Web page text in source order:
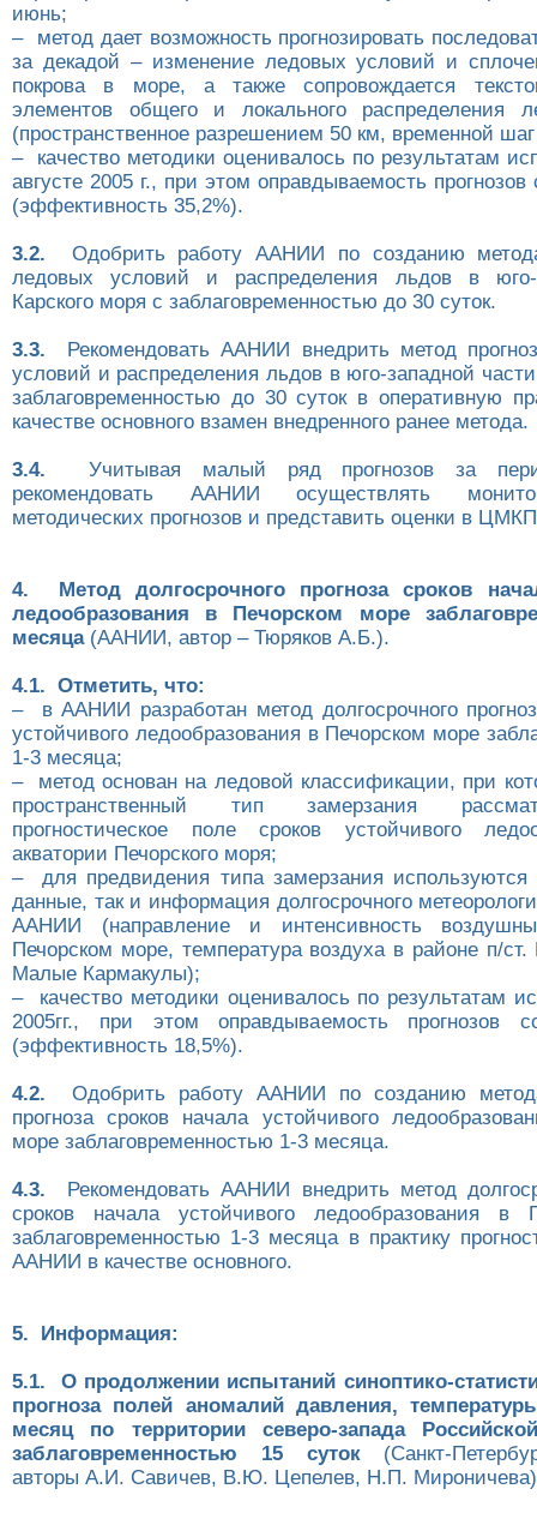
июнь;
– метод дает возможность прогнозировать
за декадой – изменение ледовых условий и
покрова в море, а также сопровождается
элементов общего и локального распределения
(пространственное разрешением 50 км, временной
– качество методики оценивалось по результатам
августе 2005 г., при этом оправдываемость прогнозов
(эффективность 35,2%).
3.2. Одобрить работу ААНИИ по созданию
ледовых условий и распределения льдов в юго-
Карского моря с заблаговременностью до 30 суток.
3.3. Рекомендовать ААНИИ внедрить метод
условий и распределения льдов в юго-западной
заблаговременностью до 30 суток в оперативную
качестве основного взамен внедренного ранее метода.
3.4. Учитывая малый ряд прогнозов за
рекомендовать ААНИИ осуществлять
методических прогнозов и представить оценки в
4. Метод долгосрочного прогноза сроков
ледообразования в Печорском море
месяца(ААНИИ, автор – Тюряков А.Б.).
4.1. Отметить, что:
– в ААНИИ разработан метод долгосрочного
устойчивого ледообразования в Печорском море
1-3 месяца;
– метод основан на ледовой классификации, при
пространственный тип замерзания
прогностическое поле сроков устойчивого
акватории Печорского моря;
– для предвидения типа замерзания используются
данные, так и информация долгосрочного
ААНИИ (направление и интенсивность
Печорском море, температура воздуха в районе п/
Малые Кармакулы);
– качество методики оценивалось по результатам
2005гг., при этом оправдываемость прогнозов
(эффективность 18,5%).
4.2. Одобрить работу ААНИИ по созданию метода
прогноза сроков начала устойчивого
море заблаговременностью 1-3 месяца.
4.3. Рекомендовать ААНИИ внедрить метод
сроков начала устойчивого ледообразования в
заблаговременностью 1-3 месяца в практику
ААНИИ в качестве основного.
5. Информация:
5.1. О продолжении испытаний синоптико-
прогноза полей аномалий давления,
месяц по территории северо-запада
заблаговременностью 15 суток(Санкт-
авторы А.И. Савичев, В.Ю. Цепелев, Н.П.